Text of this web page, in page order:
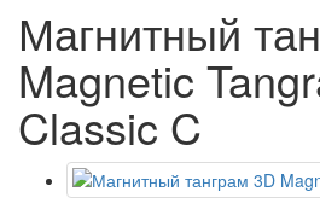
Магнитный
Magnetic
Classic C